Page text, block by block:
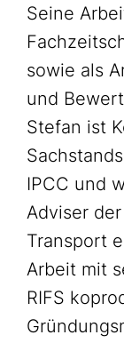
Seine
sowie als
und
Stefan ist
IPCC und
Adviser
Transport
Arbeit mit
RIFS